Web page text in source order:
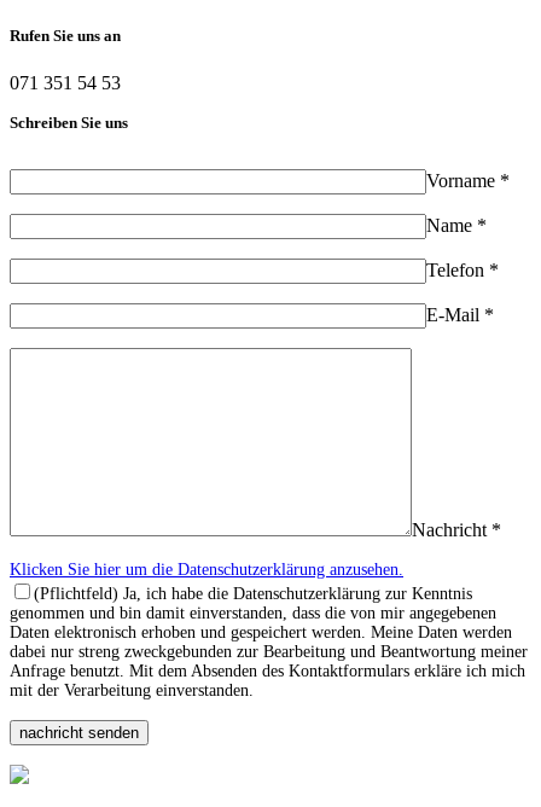
Rufen Sie uns an
071 351 54 53
Schreiben Sie uns
Vorname *
Name *
Telefon *
E-Mail *
Nachricht *
Klicken Sie hier um die Datenschutzerklärung anzusehen.
(Pflichtfeld) Ja, ich habe die Datenschutzerklärung zur Kenntnis
genommen und bin damit einverstanden, dass die von mir angegebenen
Daten elektronisch erhoben und gespeichert werden. Meine Daten werden
dabei nur streng zweckgebunden zur Bearbeitung und Beantwortung meiner
Anfrage benutzt. Mit dem Absenden des Kontaktformulars erkläre ich mich
mit der Verarbeitung einverstanden.